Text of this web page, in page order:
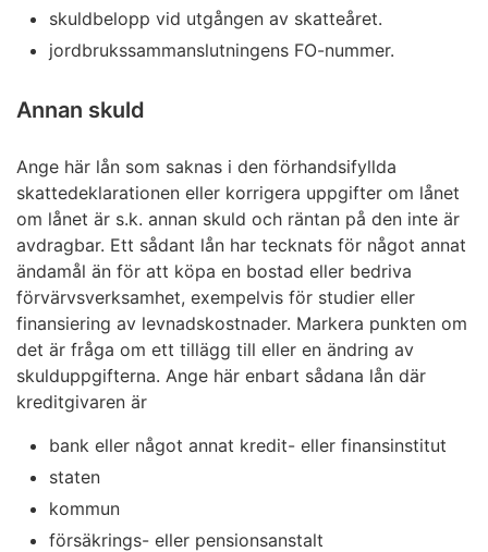
skuldbelopp vid utgången av skatteåret.
jordbrukssammanslutningens FO-nummer.
Annan skuld
Ange här lån som saknas i den förhandsifyllda
skattedeklarationen eller korrigera uppgifter om lånet
om lånet är s.k. annan skuld och räntan på den inte är
avdragbar. Ett sådant lån har tecknats för något annat
ändamål än för att köpa en bostad eller bedriva
förvärvsverksamhet, exempelvis för studier eller
finansiering av levnadskostnader. Markera punkten om
det är fråga om ett tillägg till eller en ändring av
skulduppgifterna. Ange här enbart sådana lån där
kreditgivaren är
bank eller något annat kredit- eller finansinstitut
staten
kommun
försäkrings- eller pensionsanstalt